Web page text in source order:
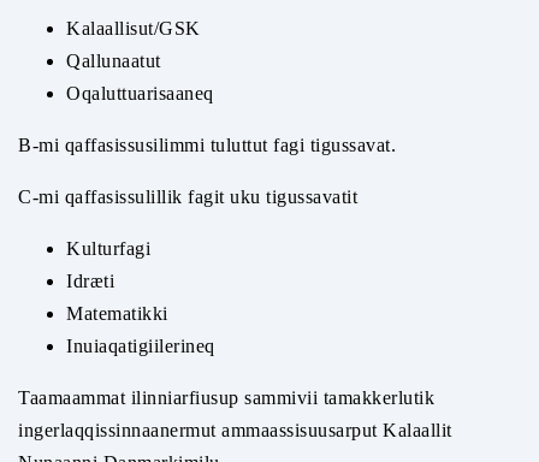
Kalaallisut/GSK
Qallunaatut
Oqaluttuarisaaneq
B-mi qaffasissusilimmi tuluttut fagi tigussavat.
C-mi qaffasissulillik fagit uku tigussavatit
Kulturfagi
Idræti
Matematikki
Inuiaqatigiilerineq
Taamaammat ilinniarfiusup sammivii tamakkerlutik
ingerlaqqissinnaanermut ammaassisuusarput Kalaallit